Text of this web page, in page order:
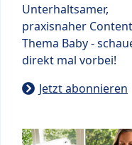
Unterhaltsamer,
praxisnaher
Thema Baby -
direkt mal vorbei!
Jetzt abonnieren